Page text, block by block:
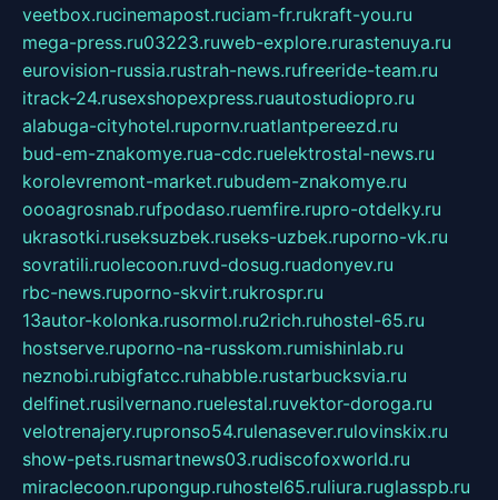
veetbox.rucinemapost.ruciam-fr.rukraft-you.ru
mega-press.ru03223.ruweb-explore.rurastenuya.ru
eurovision-russia.rustrah-news.rufreeride-team.ru
itrack-24.rusexshopexpress.ruautostudiopro.ru
alabuga-cityhotel.rupornv.ruatlantpereezd.ru
bud-em-znakomye.rua-cdc.ruelektrostal-news.ru
korolevremont-market.rubudem-znakomye.ru
oooagrosnab.rufpodaso.ruemfire.rupro-otdelky.ru
ukrasotki.ruseksuzbek.ruseks-uzbek.ruporno-vk.ru
sovratili.ruolecoon.ruvd-dosug.ruadonyev.ru
rbc-news.ruporno-skvirt.rukrospr.ru
13autor-kolonka.rusormol.ru2rich.ruhostel-65.ru
hostserve.ruporno-na-russkom.rumishinlab.ru
neznobi.rubigfatcc.ruhabble.rustarbucksvia.ru
delfinet.rusilvernano.ruelestal.ruvektor-doroga.ru
velotrenajery.rupronso54.rulenasever.rulovinskix.ru
show-pets.rusmartnews03.rudiscofoxworld.ru
miraclecoon.rupongup.ruhostel65.ruliura.ruglasspb.ru